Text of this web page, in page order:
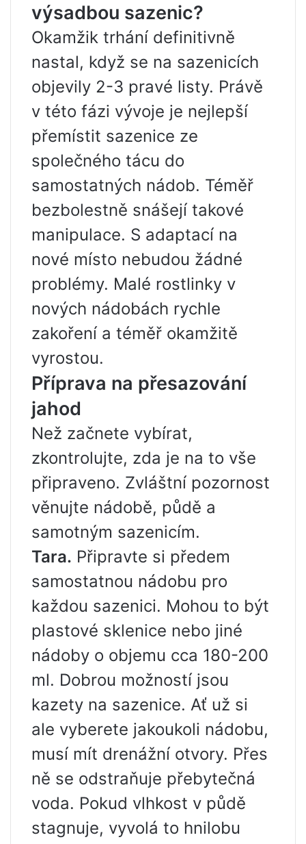
výsadbou sazenic?
Okamžik trhání definitivně
nastal, když se na sazenicích
objevily 2-3 pravé listy. Právě
v této fázi vývoje je nejlepší
přemístit sazenice ze
společného tácu do
samostatných nádob. Téměř
bezbolestně snášejí takové
manipulace. S adaptací na
nové místo nebudou žádné
problémy. Malé rostlinky v
nových nádobách rychle
zakoření a téměř okamžitě
vyrostou.
Příprava na přesazování
jahod
Než začnete vybírat,
zkontrolujte, zda je na to vše
připraveno. Zvláštní pozornost
věnujte nádobě, půdě a
samotným sazenicím.
Tara. Připravte si předem
samostatnou nádobu pro
každou sazenici. Mohou to být
plastové sklenice nebo jiné
nádoby o objemu cca 180-200
ml. Dobrou možností jsou
kazety na sazenice. Ať už si
ale vyberete jakoukoli nádobu,
musí mít drenážní otvory. Přes
ně se odstraňuje přebytečná
voda. Pokud vlhkost v půdě
stagnuje, vyvolá to hnilobu